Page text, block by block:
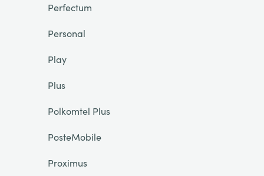
Perfectum
Personal
Play
Plus
Polkomtel Plus
PosteMobile
Proximus